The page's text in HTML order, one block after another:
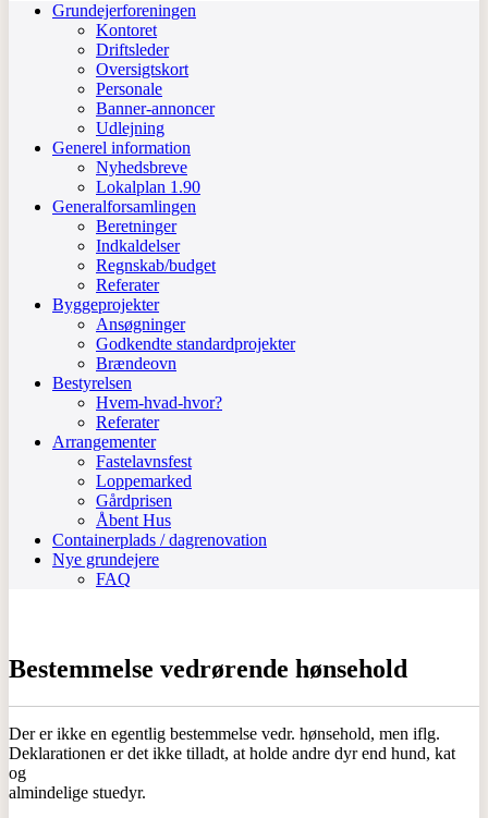
Grundejerforeningen
Kontoret
Driftsleder
Oversigtskort
Personale
Banner-annoncer
Udlejning
Generel information
Nyhedsbreve
Lokalplan 1.90
Generalforsamlingen
Beretninger
Indkaldelser
Regnskab/budget
Referater
Byggeprojekter
Ansøgninger
Godkendte standardprojekter
Brændeovn
Bestyrelsen
Hvem-hvad-hvor?
Referater
Arrangementer
Fastelavnsfest
Loppemarked
Gårdprisen
Åbent Hus
Containerplads / dagrenovation
Nye grundejere
FAQ
Bestemmelse vedrørende hønsehold
Der er ikke en egentlig bestemmelse vedr. hønsehold, men iflg.
Deklarationen er det ikke tilladt, at holde andre dyr end hund, kat
og
almindelige stuedyr.